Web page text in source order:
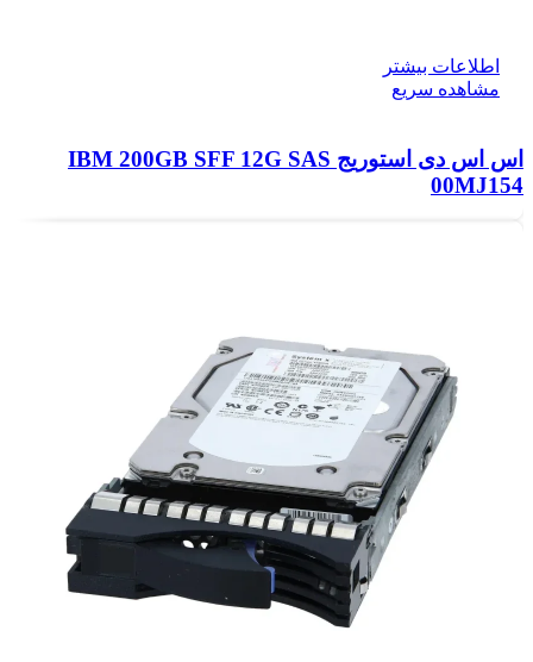
اطلاعات بیشتر
مشاهده سریع
اس اس دی استوریج IBM 200GB SFF 12G SAS
00MJ154